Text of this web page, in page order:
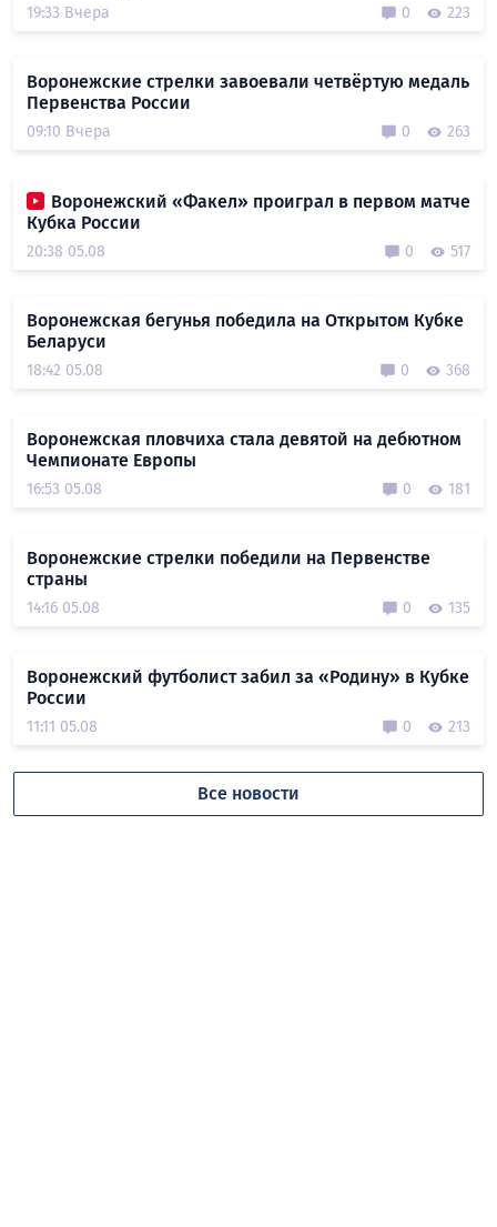
19:33 Вчера 0 223
Воронежские стрелки завоевали четвёртую медаль
Первенства России
09:10 Вчера 0 263
Воронежский «Факел» проиграл в первом матче
Кубка России
20:38 05.08 0 517
Воронежская бегунья победила на Открытом Кубке
Беларуси
18:42 05.08 0 368
Воронежская пловчиха стала девятой на дебютном
Чемпионате Европы
16:53 05.08 0 181
Воронежские стрелки победили на Первенстве
страны
14:16 05.08 0 135
Воронежский футболист забил за «Родину» в Кубке
России
11:11 05.08 0 213
Все новости